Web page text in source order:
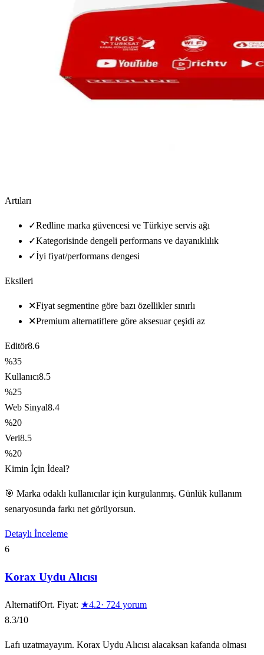
Artıları
✓Redline marka güvencesi ve Türkiye servis ağı
✓Kategorisinde dengeli performans ve dayanıklılık
✓İyi fiyat/performans dengesi
Eksileri
✕Fiyat segmentine göre bazı özellikler sınırlı
✕Premium alternatiflere göre aksesuar çeşidi az
Editör8.6
%35
Kullanıcı8.5
%25
Web Sinyal8.4
%20
Veri8.5
%20
Kimin İçin İdeal?
🎯 Marka odaklı kullanıcılar için kurgulanmış. Günlük kullanım
senaryosunda farkı net görüyorsun.
Detaylı İnceleme
6
Korax Uydu Alıcısı
AlternatifOrt. Fiyat: ★4.2· 724 yorum
8.3/10
Lafı uzatmayayım. Korax Uydu Alıcısı alacaksan kafanda olması